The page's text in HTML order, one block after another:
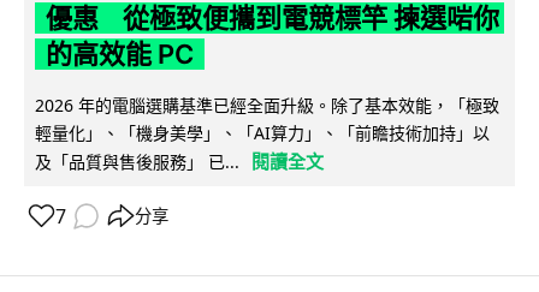
優惠 從極致便攜到電競標竿 揀選啱你
的高效能 PC
2026 年的電腦選購基準已經全面升級。除了基本效能，「極致
輕量化」、「機身美學」、「AI算力」、「前瞻技術加持」以
及「品質與售後服務」 已...
閱讀全文
7 分享